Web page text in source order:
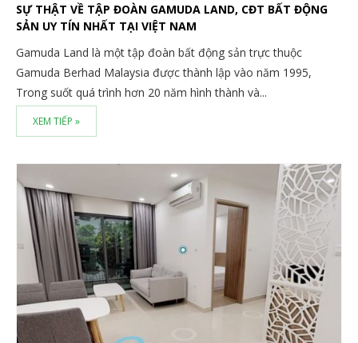
SỰ THẬT VỀ TẬP ĐOÀN GAMUDA LAND, CĐT BẤT ĐỘNG
SẢN UY TÍN NHẤT TẠI VIỆT NAM
Gamuda Land là một tập đoàn bất động sản trực thuộc
Gamuda Berhad Malaysia được thành lập vào năm 1995,
Trong suốt quá trình hơn 20 năm hình thành và...
XEM TIẾP »